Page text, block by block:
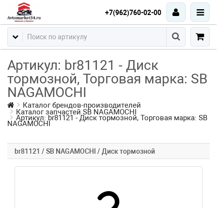
+7(962)760-02-00
Артикул: br81121 - Диск
тормозной, Торговая марка: SB
NAGAMOCHI
Каталог брендов-производителей
Каталог запчастей SB NAGAMOCHI
Артикул: br81121 - Диск тормозной, Торговая марка: SB
NAGAMOCHI
br81121 / SB NAGAMOCHI / Диск тормозной